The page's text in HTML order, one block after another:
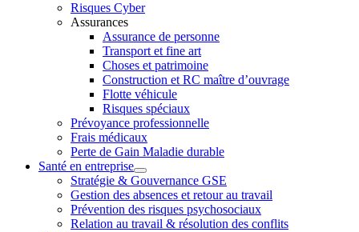
Risques Cyber
Assurances
Assurance de personne
Transport et fine art
Choses et patrimoine
Construction et RC maître d’ouvrage
Flotte véhicule
Risques spéciaux
Prévoyance professionnelle
Frais médicaux
Perte de Gain Maladie durable
Santé en entreprise
Stratégie & Gouvernance GSE
Gestion des absences et retour au travail
Prévention des risques psychosociaux
Relation au travail & résolution des conflits